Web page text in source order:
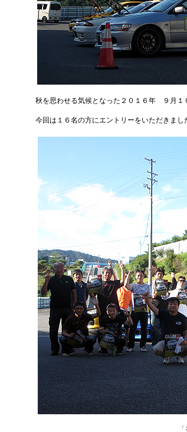
秋を思わせる気候となった２０１６年 ９月１
今回は１６名の方にエントリーをいただきまし